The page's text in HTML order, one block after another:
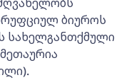
ბიუროს
სახელგანთქმული